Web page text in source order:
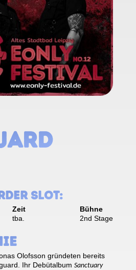
Slot:
Zeit
tba.
Bühne
2nd Stage
Olofsson gründeten bereits
Ihr Debütalbum Sanctuary